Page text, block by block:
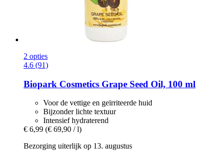
2 opties
4.6 (91)
Biopark Cosmetics Grape Seed Oil, 100 ml
Voor de vettige en geïrriteerde huid
Bijzonder lichte textuur
Intensief hydraterend
€ 6,99 (€ 69,90 / l)
Bezorging uiterlijk op 13. augustus